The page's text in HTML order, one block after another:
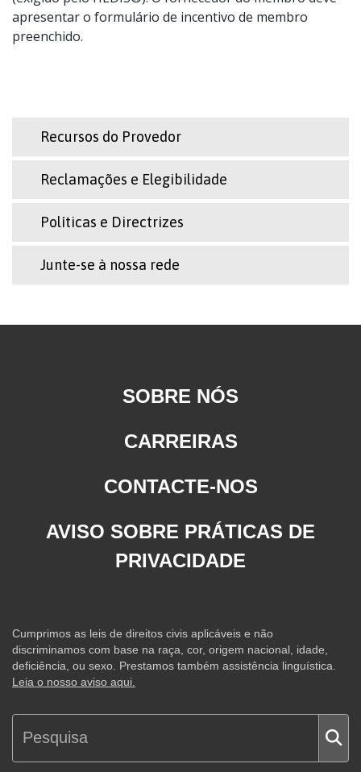
apresentar o formulário de incentivo de membro
preenchido.
Recursos do Provedor
Reclamações e Elegibilidade
Políticas e Directrizes
Junte-se à nossa rede
SOBRE NÓS
CARREIRAS
CONTACTE-NOS
AVISO SOBRE PRÁTICAS DE
PRIVACIDADE
Cumprimos as leis de direitos civis aplicáveis e não
discriminamos com base na raça, cor, origem nacional, idade,
deficiência, ou sexo. Prestamos também assistência linguística.
Leia o nosso aviso aqui.